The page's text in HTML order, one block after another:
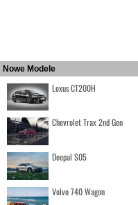
Nowe Modele
Lexus CT200H
Chevrolet Trax 2nd Gen
Deepal S05
Volvo 740 Wagon